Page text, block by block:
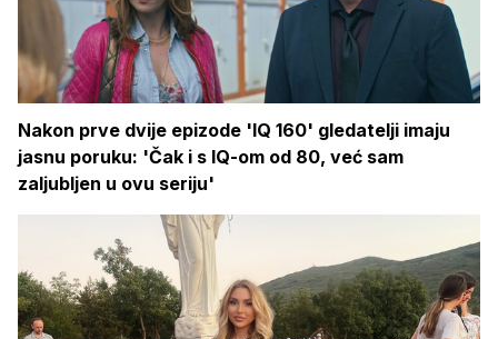
Nakon prve dvije epizode 'IQ 160' gledatelji imaju
jasnu poruku: 'Čak i s IQ-om od 80, već sam
zaljubljen u ovu seriju'